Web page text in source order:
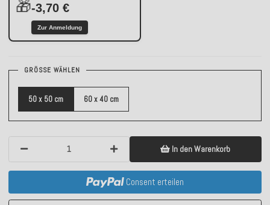
🎁-3,70 €
Zur Anmeldung
GRÖSSE WÄHLEN
50 x 50 cm 60 x 40 cm
In den Warenkorb
Consent erteilen